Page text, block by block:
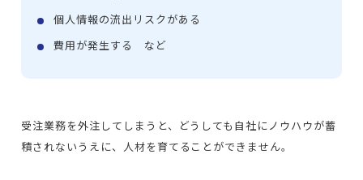
個人情報の流出リスクがある
費用が発生する など
受注業務を外注してしまうと、どうしても自社にノウハウが蓄
積されないうえに、人材を育てることができません。